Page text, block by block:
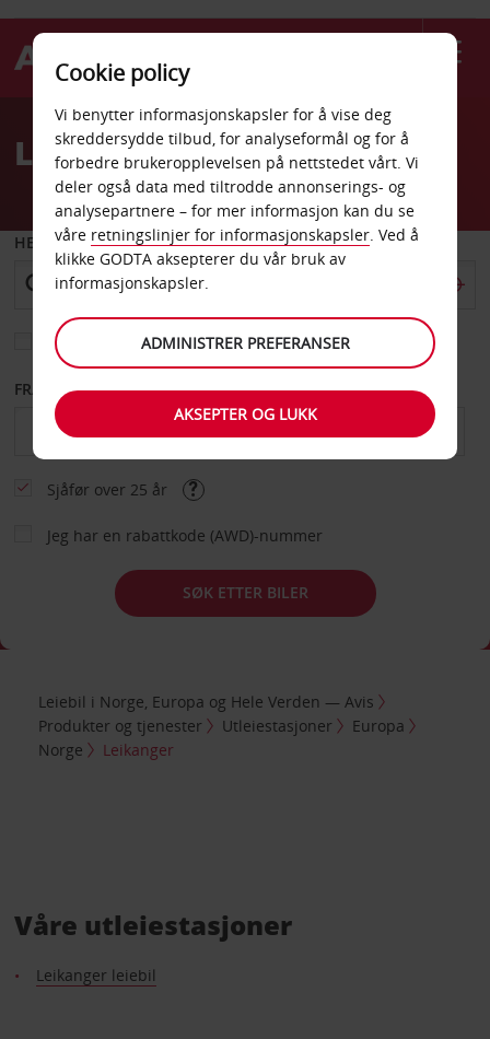
Welcome
AvisLeiebil Leikanger
HENT FRA
Velg et annet leveringssted
FRA DATO TIL DATO
Sjåfør over 25 år
Jeg har en rabattkode (AWD)-nummer
SØK ETTER BILER
Leiebil i Norge, Europa og Hele Verden — Avis
Produkter og tjenester
Utleiestasjoner
Europa
Norge
Leikanger
Våre utleiestasjoner
Leikanger leiebil
Cookie policy
Vi benytter informasjonskapsler for å vise deg
skreddersydde tilbud, for analyseformål og for å
forbedre brukeropplevelsen på nettstedet vårt. Vi
deler også data med tiltrodde annonserings- og
analysepartnere – for mer informasjon kan du se
våre retningslinjer for informasjonskapsler. Ved å
klikke GODTA aksepterer du vår bruk av
informasjonskapsler.
ADMINISTRER PREFERANSER
AKSEPTER OG LUKK